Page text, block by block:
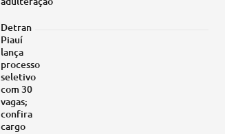
Detran
Piauí
lança
processo
seletivo
com 30
vagas;
confira
cargo